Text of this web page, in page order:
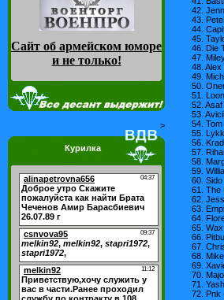
Сайт об армейском юморе
и не только!
>
Курилка
42.
43.
44.
45.
46. Die
47.
48.
49.
50.
51.
52.
53.
54.
55.
56.
57.
58.
59.
60.
61. The
62.
63.
64.
65.
66.
67.
68.
69.
70.
71.
72. Pnk